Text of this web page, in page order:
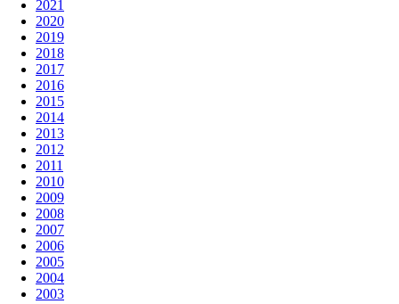
2021
2020
2019
2018
2017
2016
2015
2014
2013
2012
2011
2010
2009
2008
2007
2006
2005
2004
2003